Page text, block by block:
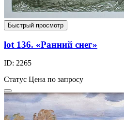
Быстрый просмотр
lot 136. «Ранний снег»
ID: 2265
Статус Цена по запросу